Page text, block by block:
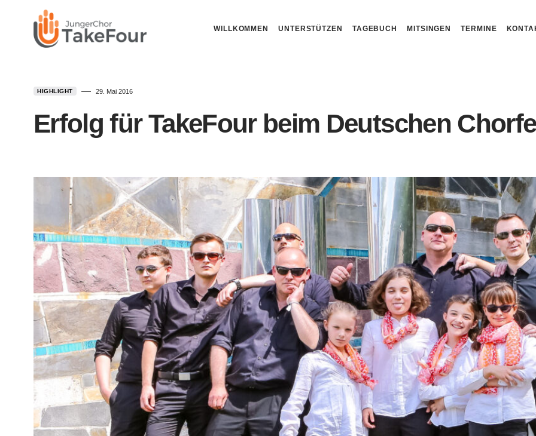
WILLKOMMEN UNTERSTÜTZEN TAGEBUCH MITSINGEN TERMINE
HIGHLIGHT 29. Mai 2016
Erfolg für TakeFour beim Deutschen